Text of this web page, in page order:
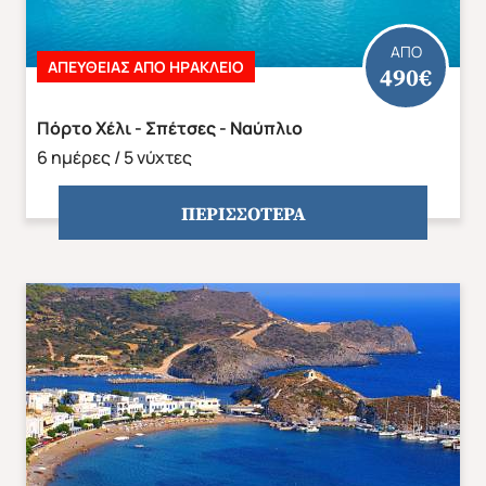
δωμάτιο ανά διανυκτέρευση.
Η σειρά των επισκέψεων μπορεί να διαφοροποιηθεί
χωρίς να παραλείψουμε οτιδήποτε από τα παραπάνω.
*Η πτήση της αναχώρησης 21/10 πραγματοποιείται
με ενδιάμεσο σταθμό την Αθήνα και αναχώρηση
αναχωρήσεις
Οι πτήσεις μας για όλες τις αναχωρήσεις (εκτός
του Οκτωβρίου ) είναι:
Πόρτο Χέλι - Σπέτσες - Ναύπλιο
6 ημέρες / 5 νύχτες
ΑΠΟ
490€
ΑΠΕΥΘΕΊΑΣ ΑΠΟ ΗΡΆΚΛΕΙΟ
ΠΕΡΙΣΣΟΤΕΡΑ